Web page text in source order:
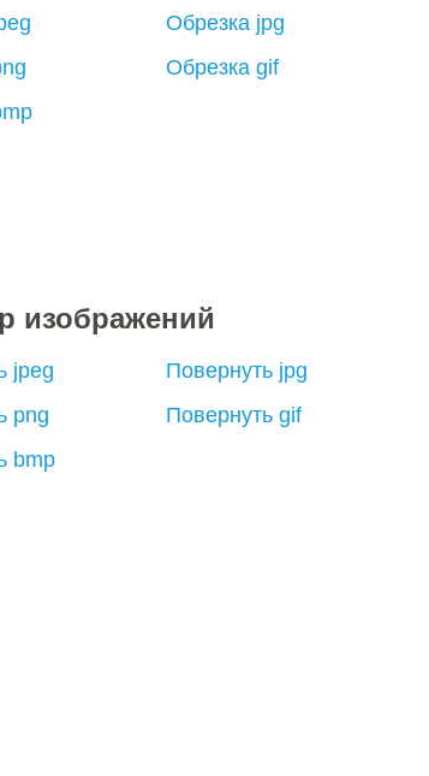
Обрезка jpg
Обрезка gif
изображений
jpeg
Повернуть jpg
png
Повернуть gif
bmp